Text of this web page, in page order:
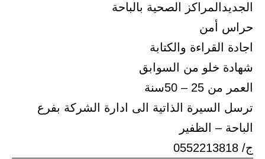
الجديدالمراكز الصحية بالباحة
حراس أمن
اجادة القراءة والكتابة
شهادة خلو من السوابق
العمر من 25 – 50سنة
ترسل السيرة الذاتية الى ادارة الشركة بفرع
الباحة – الظفير
ج/ 0552213818